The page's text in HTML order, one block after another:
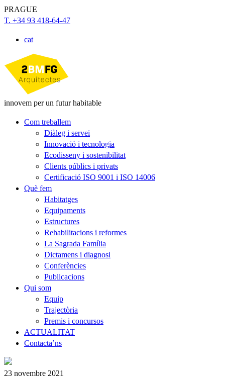
PRAGUE
T. +34 93 418-64-47
cat
innovem per un futur habitable
Com treballem
Diàleg i servei
Innovació i tecnologia
Ecodisseny i sostenibilitat
Clients públics i privats
Certificació ISO 9001 i ISO 14006
Què fem
Habitatges
Equipaments
Estructures
Rehabilitacions i reformes
La Sagrada Família
Dictamens i diagnosi
Conferències
Publicacions
Qui som
Equip
Trajectòria
Premis i concursos
ACTUALITAT
Contacta’ns
23 novembre 2021